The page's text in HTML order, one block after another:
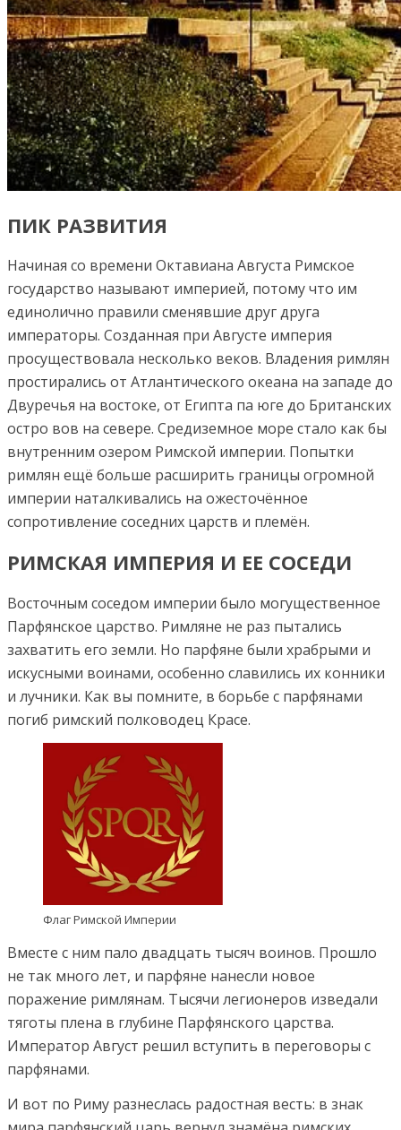
ПИК РАЗВИТИЯ
Начиная со времени Октавиана Августа Римское
государство называют империей, потому что им
единолично правили сменявшие друг друга
императоры. Созданная при Августе империя
просуществовала несколько веков. Владения римлян
простирались от Атлантического океана на западе до
Двуречья на востоке, от Египта па юге до Британских
остро вов на севере. Средиземное море стало как бы
внутренним озером Римской империи. Попытки
римлян ещё больше расширить границы огромной
империи наталкивались на ожесточённое
сопротивление соседних царств и племён.
РИМСКАЯ ИМПЕРИЯ И ЕЕ СОСЕДИ
Восточным соседом империи было могущественное
Парфянское царство. Римляне не раз пытались
захватить его земли. Но парфяне были храбрыми и
искусными воинами, особенно славились их конники
и лучники. Как вы помните, в борьбе с парфянами
погиб римский полководец Красе.
Флаг Римской Империи
Вместе с ним пало двадцать тысяч воинов. Прошло
не так много лет, и парфяне нанесли новое
поражение римлянам. Тысячи легионеров изведали
тяготы плена в глубине Парфянского царства.
Император Август решил вступить в переговоры с
парфянами.
И вот по Риму разнеслась радостная весть: в знак